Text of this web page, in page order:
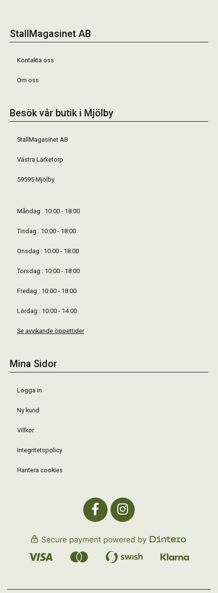
StallMagasinet AB
Kontakta oss
Om oss
Besök vår butik i Mjölby
StallMagasinet AB
Västra Lärketorp
59595 Mjölby
Måndag : 10:00 - 18:00
Tisdag : 10:00 - 18:00
Onsdag : 10:00 - 18:00
Torsdag : 10:00 - 18:00
Fredag : 10:00 - 18:00
Lördag : 10:00 - 14:00
Se avvikande öppettider
Mina Sidor
Logga in
Ny kund
Villkor
Integritetspolicy
Hantera cookies